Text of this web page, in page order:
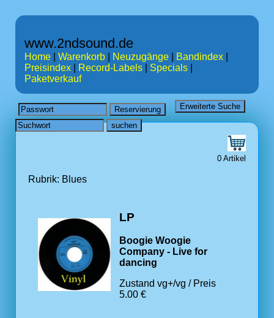
www.2ndsound.de
Home Warenkorb Neuzugänge Bandindex
Preisindex
Record-Labels Specials
Paketverkauf
0 Artikel
Rubrik: Blues
LP
Boogie Woogie
Company - Live for
dancing
Zustand vg+/vg / Preis
5.00 €